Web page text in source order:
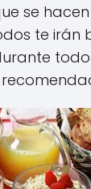
se
te irán
todo